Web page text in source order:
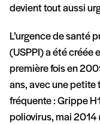
devient tout aussi
L’urgence de santé
(USPPI) a été créée
première fois en
ans, avec une petite
fréquente : Grippe
poliovirus, mai 2014